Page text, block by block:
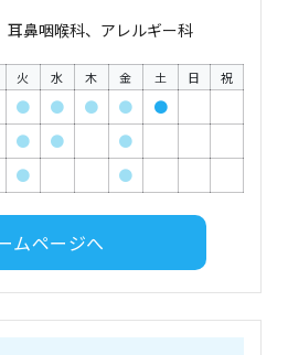
耳鼻咽喉科、アレルギー科
火 水 木 金 土 日 祝
● ● ● ●
●
● ●
●
● ●
ムページへ